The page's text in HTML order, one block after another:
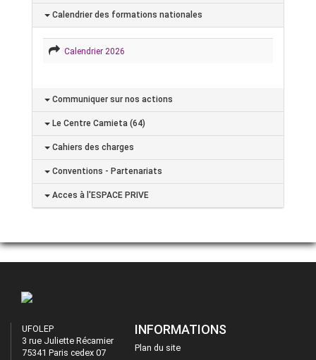
Calendrier des formations nationales
Calendrier 2026
Communiquer sur nos actions
Le Centre Camieta (64)
Cahiers des charges
Conventions - Partenariats
Acces à l'ESPACE PRIVE
UFOLEP
3 rue Juliette Récamier
75341 Paris cedex 07
INFORMATIONS
Plan du site